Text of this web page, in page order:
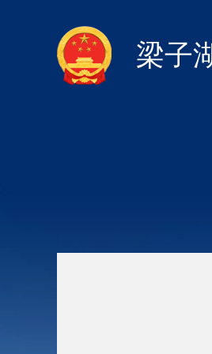
梁子